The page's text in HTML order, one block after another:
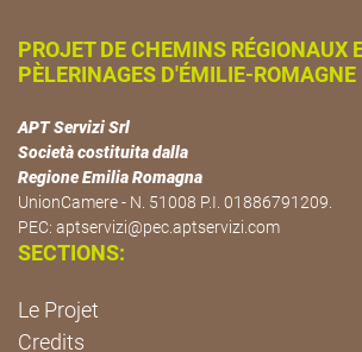
PROJET DE CHEMINS RÉGIONAUX
PÈLERINAGES D'ÉMILIE-ROMAGNE
APT Servizi Srl
Società costituita dalla
Regione Emilia Romagna
UnionCamere - N. 51008 P.I. 01886791209.
PEC: aptservizi@pec.aptservizi.com
SECTIONS:
Le Projet
Credits